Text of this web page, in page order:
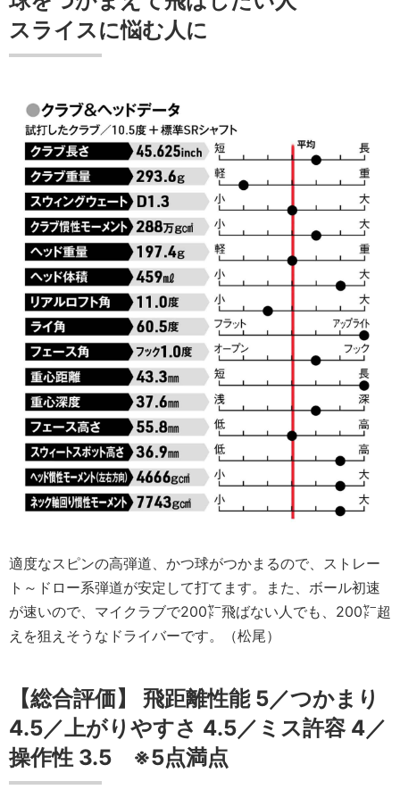
スライスに悩む人に
適度なスピンの高弾道、かつ球がつかまるので、ストレー
ト～ドロー系弾道が安定して打てます。また、ボール初速
が速いので、マイクラブで200㍎飛ばない人でも、200㍎超
えを狙えそうなドライバーです。（松尾）
【総合評価】 飛距離性能 5／つかまり
4.5／上がりやすさ 4.5／ミス許容 4／
操作性 3.5 ※5点満点